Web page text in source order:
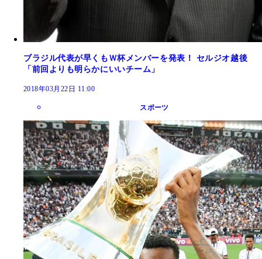
ブラジル代表が早くもＷ杯メンバーを発表！ セルジオ越後
「前回よりも明らかにいいチーム」
2018年03月22日 11:00
スポーツ